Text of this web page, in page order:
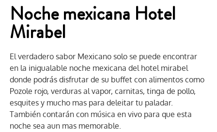
Noche mexicana Hotel
Mirabel
El verdadero sabor Mexicano solo se puede encontrar
en la inigualable noche mexicana del hotel mirabel
donde podrás disfrutar de su buffet con alimentos como
Pozole rojo, verduras al vapor, carnitas, tinga de pollo,
esquites y mucho mas para deleitar tu paladar.
También contarán con música en vivo para que esta
noche sea aun mas memorable.